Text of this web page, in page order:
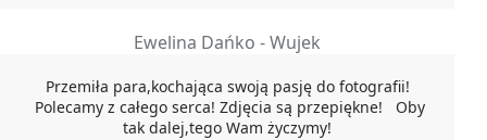
Ewelina Dańko - Wujek
Przemiła para,kochająca swoją pasję do fotografii!
Polecamy z całego serca! Zdjęcia są przepiękne! Oby
tak dalej,tego Wam życzymy!